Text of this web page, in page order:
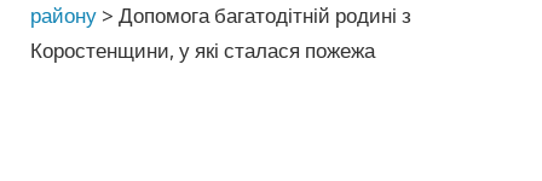
району >Допомога багатодітній родині з
Коростенщини, у які сталася пожежа